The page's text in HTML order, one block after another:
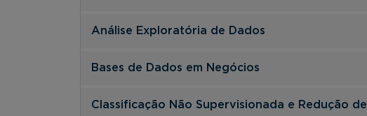
Análise Exploratória de Dados
Bases de Dados em Negócios
Classificação Não Supervisionada e Redução